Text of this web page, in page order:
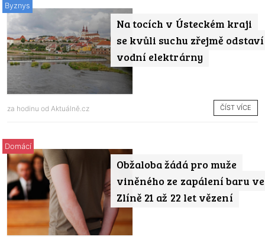
Na tocích v Ústeckém kraji
se kvůli suchu zřejmě odstaví
vodní elektrárny
Byznys
za hodinu od Aktuálně.cz ČÍST VÍCE
Obžaloba žádá pro muže
viněného ze zapálení baru ve
Zlíně 21 až 22 let vězení
Domácí